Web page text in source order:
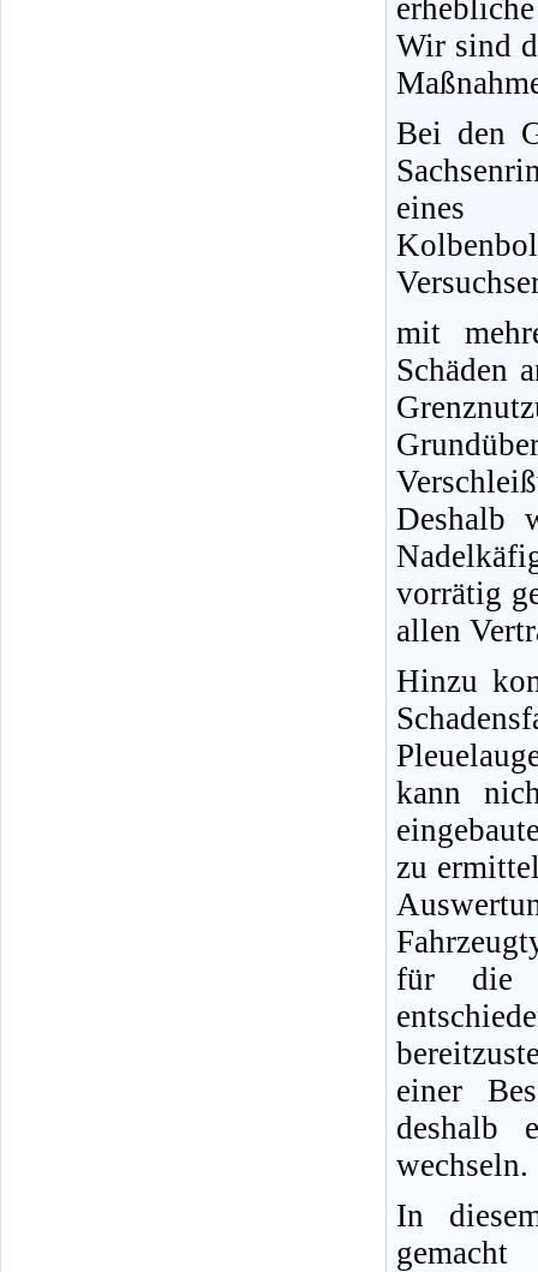
Wir sind
Bei den
eines
mit
Schäden
Deshalb
vorrätig
allen
Hinzu
kann
zu
für die
einer
deshalb
wechseln.
In